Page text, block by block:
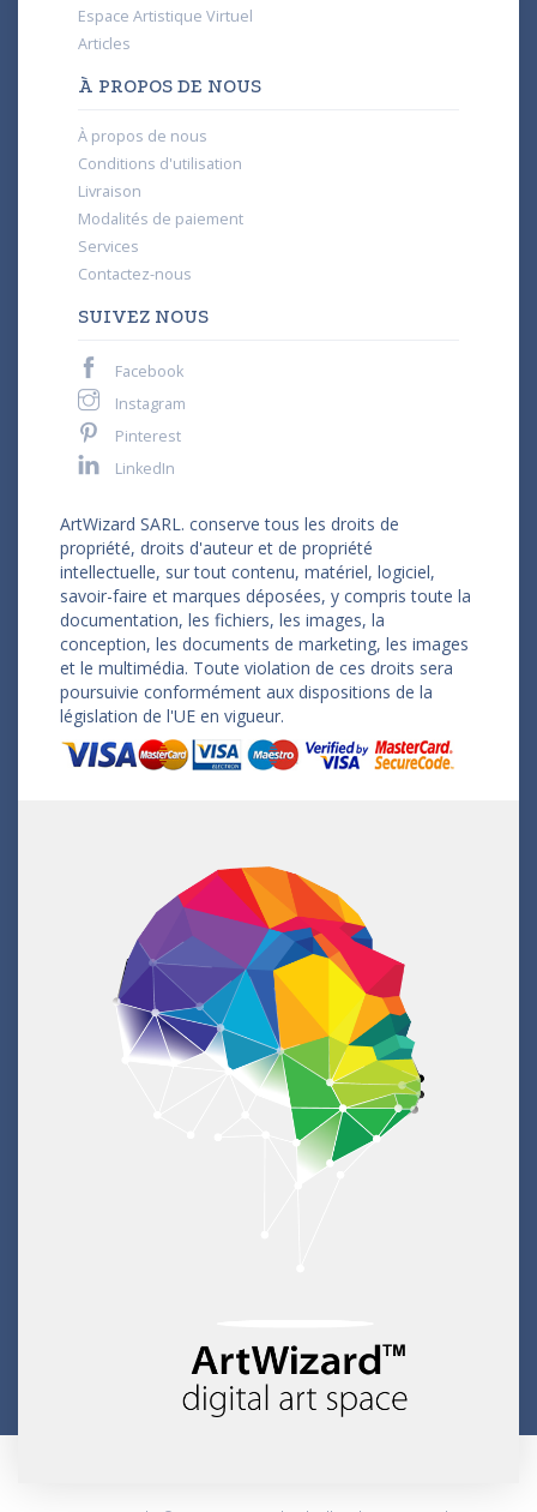
Espace Artistique Virtuel
Articles
À PROPOS DE NOUS
À propos de nous
Conditions d'utilisation
Livraison
Modalités de paiement
Services
Contactez-nous
SUIVEZ NOUS
Facebook
Instagram
Pinterest
LinkedIn
ArtWizard SARL. conserve tous les droits de
propriété, droits d'auteur et de propriété
intellectuelle, sur tout contenu, matériel, logiciel,
savoir-faire et marques déposées, y compris toute la
documentation, les fichiers, les images, la
conception, les documents de marketing, les images
et le multimédia. Toute violation de ces droits sera
poursuivie conformément aux dispositions de la
législation de l'UE en vigueur.